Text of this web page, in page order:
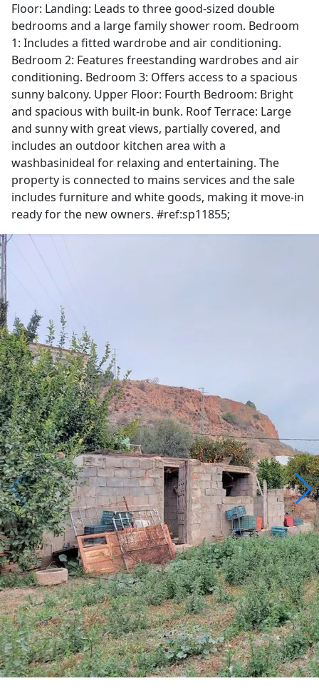
Floor: Landing: Leads to three good-sized double
bedrooms and a large family shower room. Bedroom
1: Includes a fitted wardrobe and air conditioning.
Bedroom 2: Features freestanding wardrobes and air
conditioning. Bedroom 3: Offers access to a spacious
sunny balcony. Upper Floor: Fourth Bedroom: Bright
and spacious with built-in bunk. Roof Terrace: Large
and sunny with great views, partially covered, and
includes an outdoor kitchen area with a
washbasinideal for relaxing and entertaining. The
property is connected to mains services and the sale
includes furniture and white goods, making it move-in
ready for the new owners. #ref:sp11855;